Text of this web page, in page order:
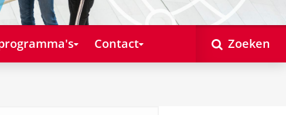
Contact Zoeken